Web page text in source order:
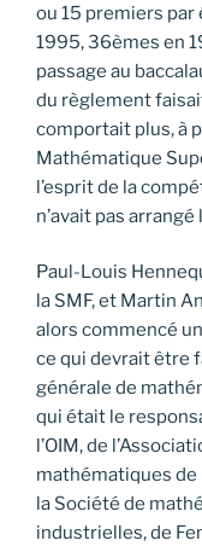
ou 15 premiers
1995, 36èmes en
passage au
du règlement
comportait plus, à
Mathématique
l’esprit de la
n’avait pas
Paul-Louis
la SMF, et Martin
alors commencé
ce qui devrait être
générale de
qui était le
l’OIM, de
mathématiques de
la Société de
industrielles, de